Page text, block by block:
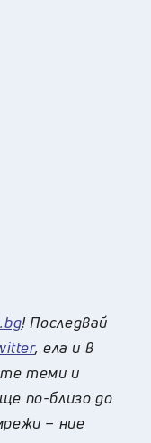
! Последвай
, ела и в
теми и
по-близо до
– ние